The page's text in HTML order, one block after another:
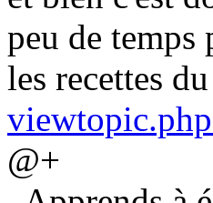
peu de
les recettes
@+